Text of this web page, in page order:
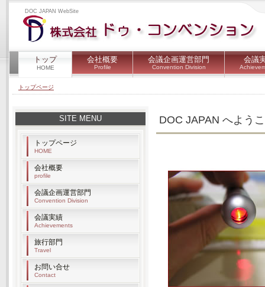
DOC JAPAN WebSite
トップ
HOME
会社概要
Profile
会議企画運営部門
Convention Division
会議
トップページ
DOC JAPAN へよう
SITE MENU
トップページ
HOME
会社概要
profile
会議企画運営部門
Convention Division
会議実績
Achievements
旅行部門
Travel
お問い合せ
Contact